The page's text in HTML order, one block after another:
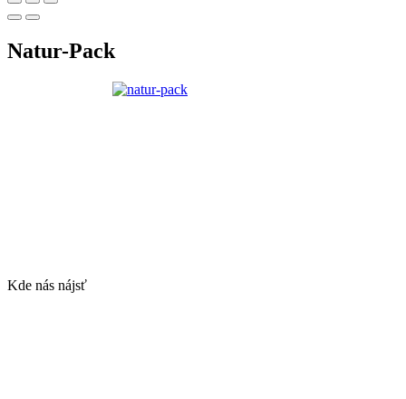
Natur-Pack
Kde nás nájsť